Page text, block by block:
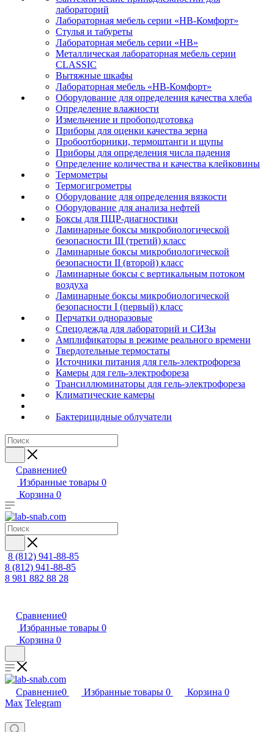
лабораторий
Лабораторная мебель серии «НВ-Комфорт»
Стулья и табуреты
Лабораторная мебель серии «НВ»
Металлическая лабораторная мебель серии
CLASSIC
Вытяжные шкафы
Лабораторная мебель «НВ-Комфорт»
Оборудование для определения качества хлеба
Определение влажности
Измельчение и пробоподготовка
Приборы для оценки качества зерна
Пробоотборники, термоштанги и щупы
Приборы для определения числа падения
Определение количества и качества клейковины
Термометры
Термогигрометры
Оборудование для определения вязкости
Оборудование для анализа нефтей
Боксы для ПЦР-диагностики
Ламинарные боксы микробиологической
безопасности III (третий) класс
Ламинарные боксы микробиологической
безопасности II (второй) класс
Ламинарные боксы с вертикальным потоком
воздуха
Ламинарные боксы микробиологической
безопасности I (первый) класс
Перчатки одноразовые
Спецодежда для лабораторий и СИЗы
Амплификаторы в режиме реального времени
Твердотельные термостаты
Источники питания для гель-электрофореза
Камеры для гель-электрофореза
Трансиллюминаторы для гель-электрофореза
Климатические камеры
Бактерицидные облучатели
Сравнение0
Избранные товары 0
Корзина 0
8 (812) 941-88-85
8 (812) 941-88-85
8 981 882 88 28
Сравнение0
Избранные товары 0
Корзина 0
Сравнение0 Избранные товары 0 Корзина 0
Max Telegram